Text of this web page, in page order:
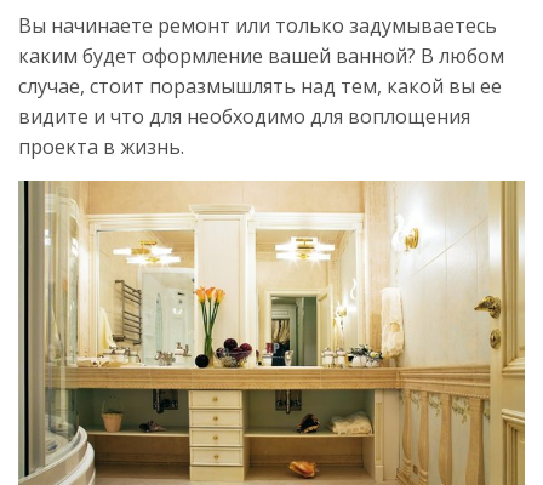
Вы начинаете ремонт или только задумываетесь
каким будет оформление вашей ванной? В любом
случае, стоит поразмышлять над тем, какой вы ее
видите и что для необходимо для воплощения
проекта в жизнь.